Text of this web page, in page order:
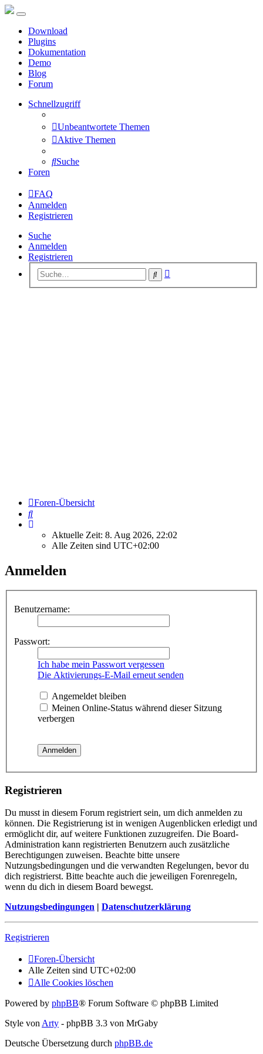
Download
Plugins
Dokumentation
Demo
Blog
Forum
Schnellzugriff
Unbeantwortete Themen
Aktive Themen
Suche
Foren
FAQ
Anmelden
Registrieren
Suche
Anmelden
Registrieren
Suche
Foren-Übersicht
Suche
Aktuelle Zeit: 8. Aug 2026, 22:02
Alle Zeiten sind UTC+02:00
Anmelden
Benutzername:
Passwort:
Ich habe mein Passwort vergessen
Die Aktivierungs-E-Mail erneut senden
Angemeldet bleiben
Meinen Online-Status während dieser Sitzung
verbergen
Registrieren
Du musst in diesem Forum registriert sein, um dich anmelden zu
können. Die Registrierung ist in wenigen Augenblicken erledigt und
ermöglicht dir, auf weitere Funktionen zuzugreifen. Die Board-
Administration kann registrierten Benutzern auch zusätzliche
Berechtigungen zuweisen. Beachte bitte unsere
Nutzungsbedingungen und die verwandten Regelungen, bevor du
dich registrierst. Bitte beachte auch die jeweiligen Forenregeln,
wenn du dich in diesem Board bewegst.
Nutzungsbedingungen | Datenschutzerklärung
Registrieren
Foren-Übersicht
Alle Zeiten sind UTC+02:00
Alle Cookies löschen
Powered by phpBB® Forum Software © phpBB Limited
Style vonArty - phpBB 3.3 von MrGaby
Deutsche Übersetzung durch phpBB.de